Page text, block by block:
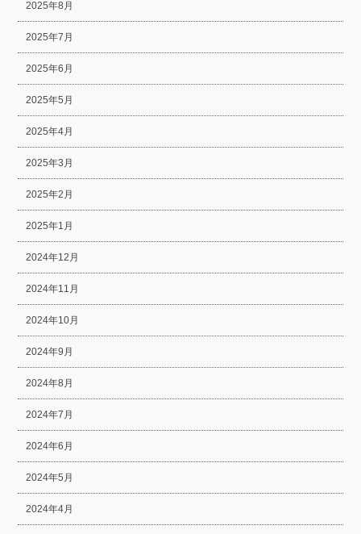
2025年8月
2025年7月
2025年6月
2025年5月
2025年4月
2025年3月
2025年2月
2025年1月
2024年12月
2024年11月
2024年10月
2024年9月
2024年8月
2024年7月
2024年6月
2024年5月
2024年4月